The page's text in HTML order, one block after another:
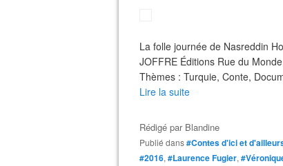
La folle journée de Nasreddin
JOFFRE Éditions Rue du
Thèmes : Turquie, Conte,
Lire la suite
Rédigé par Blandine
Publié dans#Contes d'ici et
#2016, #Laurence Fugier,